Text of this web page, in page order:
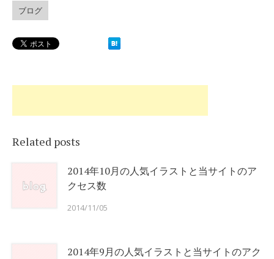
ブログ
Related posts
2014年10月の人気イラストと当サイトのア
クセス数
2014/11/05
2014年9月の人気イラストと当サイトのアク